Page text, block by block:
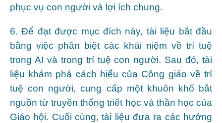
phục vụ con người và lợi ích chung.
6. Để đạt được mục đích này, tài liệu bắt đầu
bằng việc phân biệt các khái niệm về trí tuệ
trong AI và trong trí tuệ con người. Sau đó, tài
liệu khám phá cách hiểu của Công giáo về trí
tuệ con người, cung cấp một khuôn khổ bắt
nguồn từ truyền thống triết học và thần học của
Giáo hội. Cuối cùng, tài liệu đưa ra các hướng